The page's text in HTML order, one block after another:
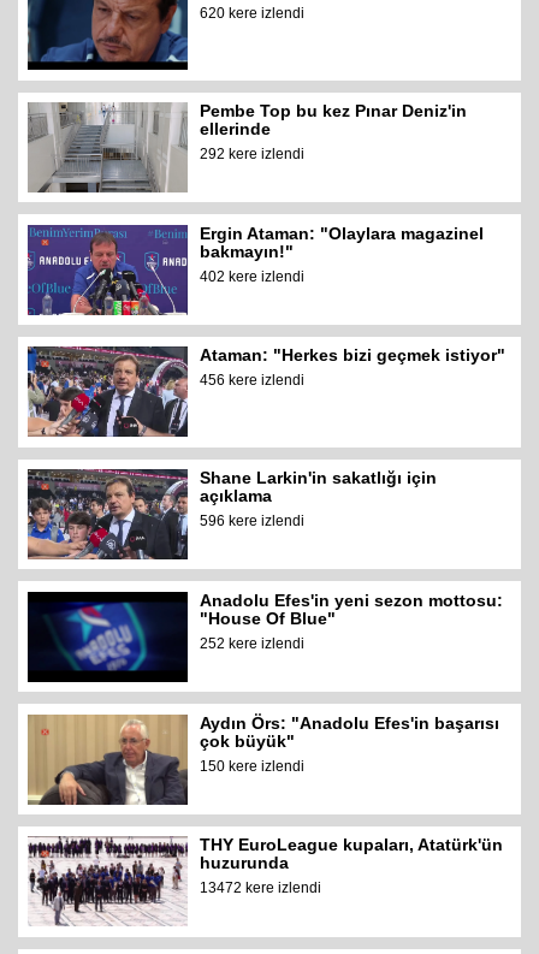
620 kere izlendi
Pembe Top bu kez Pınar Deniz'in
ellerinde
292 kere izlendi
Ergin Ataman: "Olaylara magazinel
bakmayın!"
402 kere izlendi
Ataman: "Herkes bizi geçmek istiyor"
456 kere izlendi
Shane Larkin'in sakatlığı için
açıklama
596 kere izlendi
Anadolu Efes'in yeni sezon mottosu:
"House Of Blue"
252 kere izlendi
Aydın Örs: "Anadolu Efes'in başarısı
çok büyük"
150 kere izlendi
THY EuroLeague kupaları, Atatürk'ün
huzurunda
13472 kere izlendi